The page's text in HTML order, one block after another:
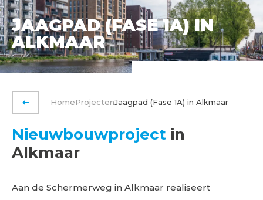
JAAGPAD (FASE 1A) IN
ALKMAAR
VORIGE PAGINA
HomeProjectenJaagpad (Fase 1A) in Alkmaar
Nieuwbouwproject in
Alkmaar
Aan de Schermerweg in Alkmaar realiseert